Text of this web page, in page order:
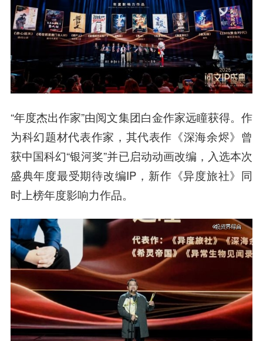
“年度杰出作家”由阅文集团白金作家远瞳获得。作
为科幻题材代表作家，其代表作《深海余烬》曾
获中国科幻“银河奖”并已启动动画改编，入选本次
盛典年度最受期待改编IP，新作《异度旅社》同
时上榜年度影响力作品。